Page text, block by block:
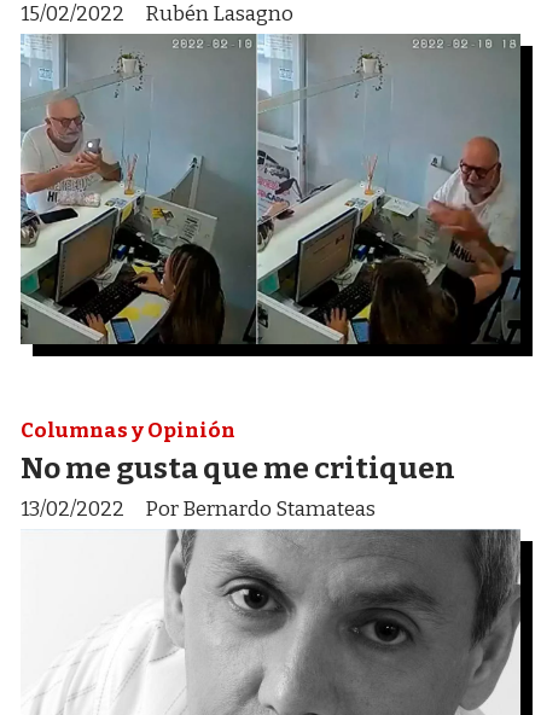
Rubén Lasagno
15/02/2022
No me gusta que me critiquen
Por Bernardo Stamateas
Columnas y Opinión
13/02/2022